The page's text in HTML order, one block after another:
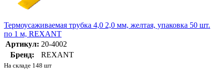
Термоусаживаемая трубка 4,0 2,0 мм, желтая, упаковка 50 шт.
по 1 м, REXANT
Артикул: 20-4002
Бренд:
REXANT
На складе 148 шт